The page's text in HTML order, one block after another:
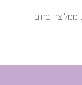
ממליצה בחום